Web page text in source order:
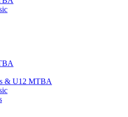
& U12 MTBA